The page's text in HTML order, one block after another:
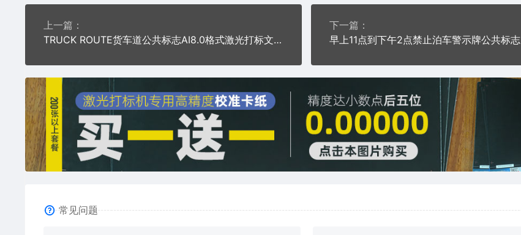
上一篇：
TRUCK ROUTE货车道公共标志AI8.0格式激光打标文件通用矢量图
下一篇：
早上11点到下午2点禁止泊车警示牌公共标志
常见问题